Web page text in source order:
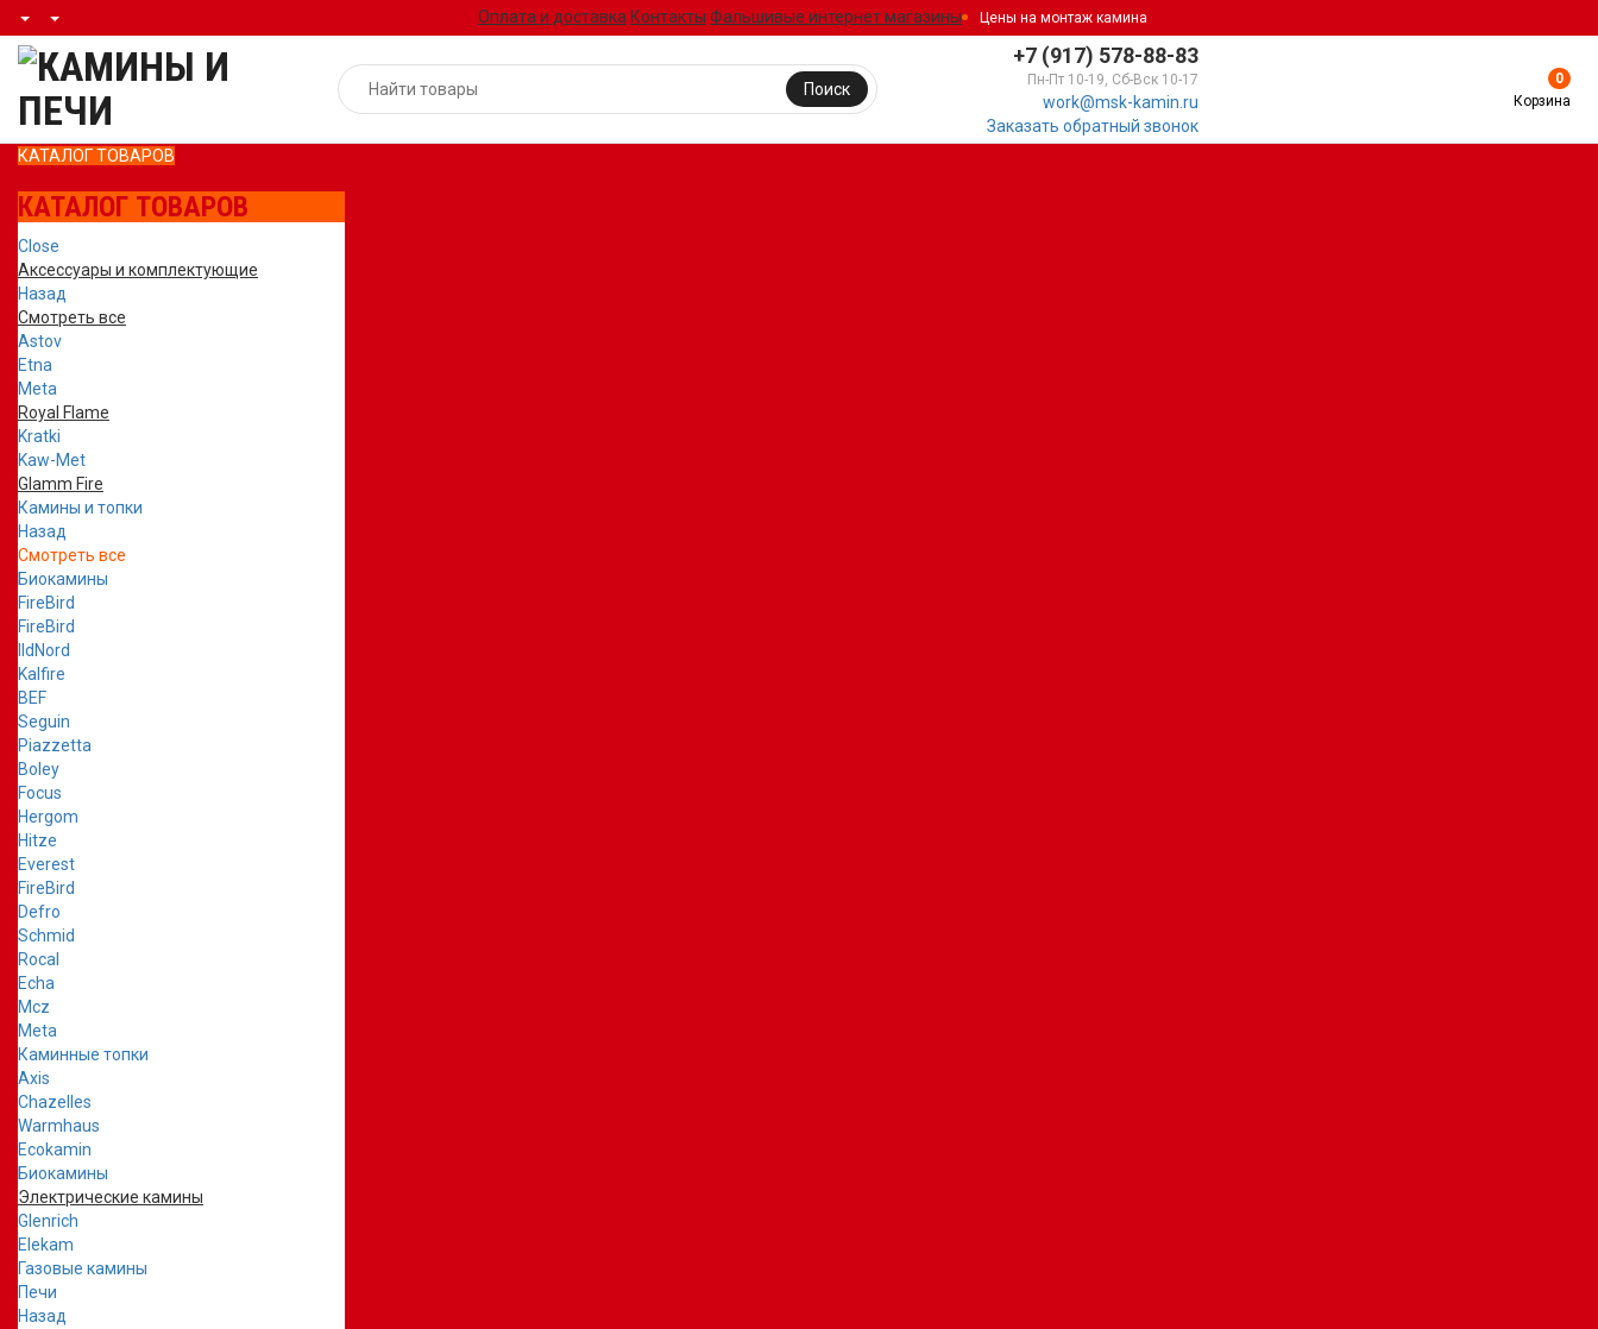
Оплата и доставка Контакты Фальшивые интернет магазины Цены на монтаж камина
+7 (917) 578-88-83
Пн-Пт 10-19, Сб-Вск 10-17
work@msk-kamin.ru
Заказать обратный звонок
Поиск
0
Корзина
КАТАЛОГ ТОВАРОВ
КАТАЛОГ ТОВАРОВ
Close
Аксессуары и комплектующие
Назад
Смотреть все
Astov
Etna
Meta
Royal Flame
Kratki
Kaw-Met
Glamm Fire
Камины и топки
Назад
Смотреть все
Биокамины
FireBird
FireBird
IldNord
Kalfire
BEF
Seguin
Piazzetta
Boley
Focus
Hergom
Hitze
Everest
FireBird
Defro
Schmid
Rocal
Echa
Mcz
Meta
Каминные топки
Axis
Chazelles
Warmhaus
Ecokamin
Биокамины
Электрические камины
Glenrich
Elekam
Газовые камины
Печи
Назад